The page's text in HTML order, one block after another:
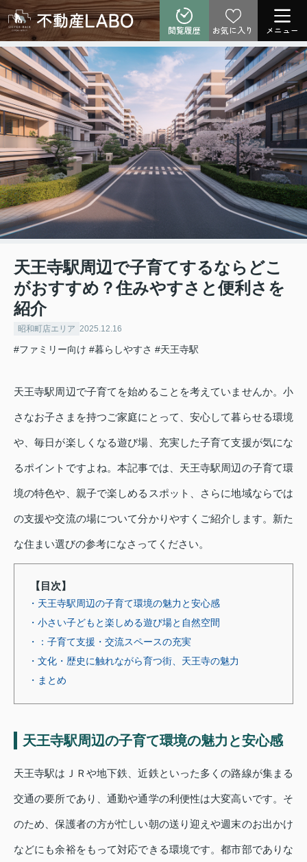
閲覧履歴 お気に入り メニュー
天王寺駅周辺で子育てするならどこ
がおすすめ？住みやすさと便利さを
紹介
昭和町店エリア 2025.12.16
#ファミリー向け #暮らしやすさ #天王寺駅
天王寺駅周辺で子育てを始めることを考えていませんか。小
さなお子さまを持つご家庭にとって、安心して暮らせる環境
や、毎日が楽しくなる遊び場、充実した子育て支援が気にな
るポイントですよね。本記事では、天王寺駅周辺の子育て環
境の特色や、親子で楽しめるスポット、さらに地域ならでは
の支援や交流の場について分かりやすくご紹介します。新た
な住まい選びの参考になさってください。
【目次】
・天王寺駅周辺の子育て環境の魅力と安心感
・小さい子どもと楽しめる遊び場と自然空間
・：子育て支援・交流スペースの充実
・文化・歴史に触れながら育つ街、天王寺の魅力
・まとめ
天王寺駅周辺の子育て環境の魅力と安心感
天王寺駅はＪＲや地下鉄、近鉄といった多くの路線が集まる
交通の要所であり、通勤や通学の利便性は大変高いです。そ
のため、保護者の方が忙しい朝の送り迎えや週末のお出かけ
などにも余裕をもって対応できる環境です。都市部でありな